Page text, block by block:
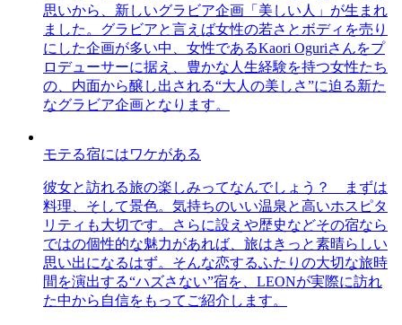
思いから、新しいグラビア企画「美しい人」が生まれ
ました。グラビアと言えば女性の若さとボディを売り
にした企画が多い中、女性であるKaori Oguriさんをプ
ロデューサーに据え、豊かな人生経験を持つ女性たち
の、内面から醸し出される“大人の美しさ”に迫る新た
なグラビア企画となります。
モテる宿にはワケがある
彼女と訪れる旅の楽しみってなんでしょう？ まずは
料理、そして景色。気持ちのいい温泉と高いホスピタ
リティも大切です。さらに設えや歴史などその宿なら
ではの個性的な魅力があれば、旅はきっと素晴らしい
思い出になるはず。そんな恋するふたりの大切な旅時
間を演出する“ハズさない”宿を、LEONが実際に訪れ
た中から自信をもってご紹介します。